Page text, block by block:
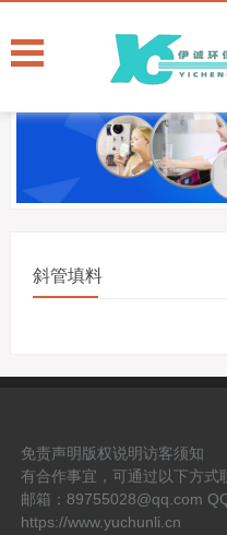
斜管填料
免责声明 版权说明访客须知
有合作事宜，可通过以下方式
邮箱：89755028@qq.com
https://www.yuchunli.cn